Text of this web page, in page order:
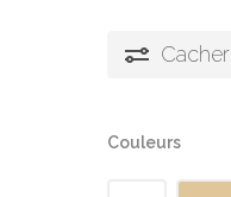
Cacher
Couleurs